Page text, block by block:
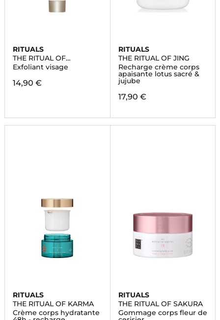
RITUALS
THE RITUAL OF
NAMASTE
Exfoliant visage
14,90 €
RITUALS
THE RITUAL OF JING
Recharge crème corps
apaisante lotus sacré &
jujube
17,90 €
RITUALS
THE RITUAL OF KARMA
Crème corps hydratante
RITUALS
THE RITUAL OF SAKURA
Gommage corps fleur de